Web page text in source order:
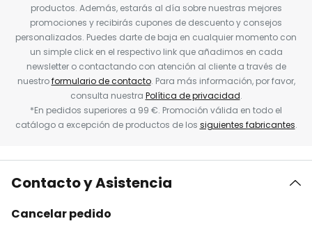
productos. Además, estarás al día sobre nuestras mejores
promociones y recibirás cupones de descuento y consejos
personalizados. Puedes darte de baja en cualquier momento con
un simple click en el respectivo link que añadimos en cada
newsletter o contactando con atención al cliente a través de
nuestroformulario de contacto. Para más información, por favor,
consulta nuestra Política de privacidad.
*En pedidos superiores a 99 €. Promoción válida en todo el
catálogo a excepción de productos de los siguientes fabricantes.
Contacto y Asistencia
Cancelar pedido